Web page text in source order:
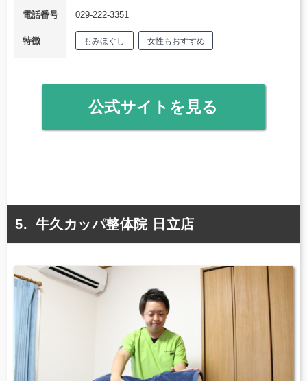
電話番号
029-222-3351
特徴 もみほぐし 女性もおすすめ
公式サイトを見る
牛久カッパ整体院 日立店